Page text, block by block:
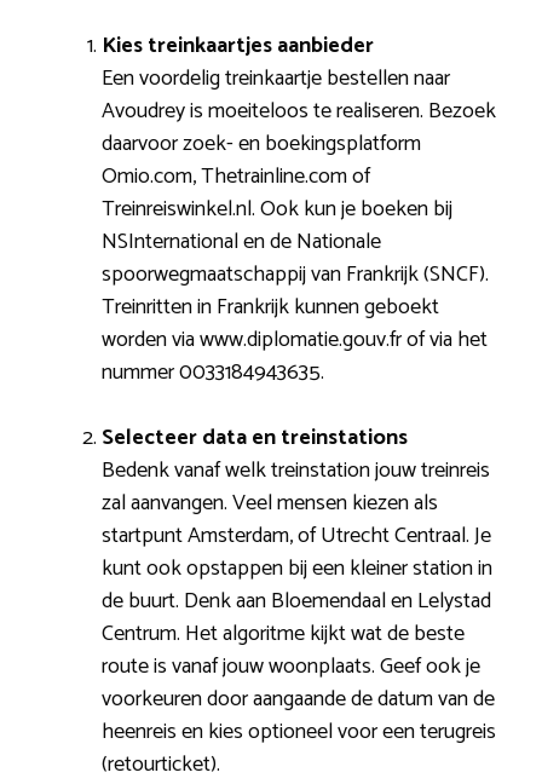
Kies treinkaartjes aanbieder
Een voordelig treinkaartje bestellen naar
Avoudrey is moeiteloos te realiseren. Bezoek
daarvoor zoek- en boekingsplatform
Omio.com, Thetrainline.com of
Treinreiswinkel.nl. Ook kun je boeken bij
NSInternational en de Nationale
spoorwegmaatschappij van Frankrijk (SNCF).
Treinritten in Frankrijk kunnen geboekt
worden via www.diplomatie.gouv.fr of via het
nummer 0033184943635.
Selecteer data en treinstations
Bedenk vanaf welk treinstation jouw treinreis
zal aanvangen. Veel mensen kiezen als
startpunt Amsterdam, of Utrecht Centraal. Je
kunt ook opstappen bij een kleiner station in
de buurt. Denk aan Bloemendaal en Lelystad
Centrum. Het algoritme kijkt wat de beste
route is vanaf jouw woonplaats. Geef ook je
voorkeuren door aangaande de datum van de
heenreis en kies optioneel voor een terugreis
(retourticket).